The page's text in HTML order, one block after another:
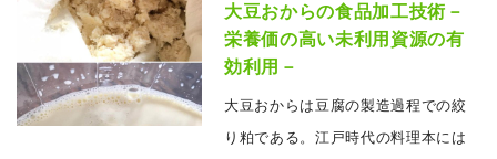
大豆おからの食品加工技術－
栄養価の高い未利用資源の有
効利用－
大豆おからは豆腐の製造過程での絞
り粕である。江戸時代の料理本には